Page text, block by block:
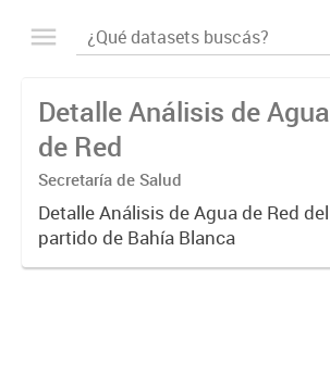
Detalle Análisis de Agua
de Red
Secretaría de Salud
Detalle Análisis de Agua de Red del
partido de Bahía Blanca